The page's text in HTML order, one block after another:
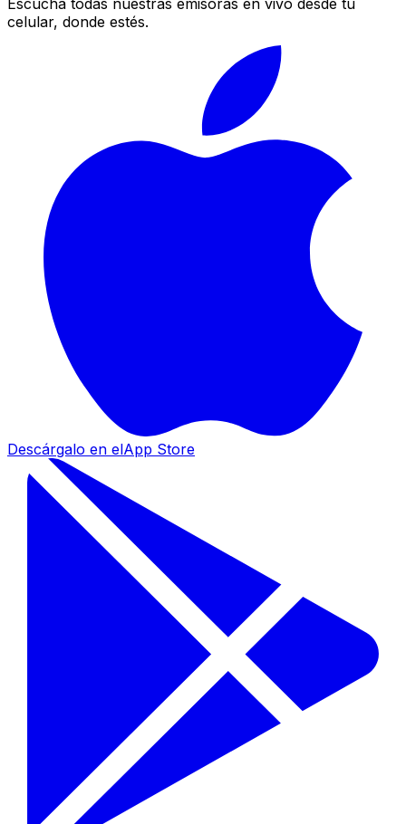
Escucha todas nuestras emisoras en vivo desde tu
celular, donde estés.
Descárgalo en elApp Store